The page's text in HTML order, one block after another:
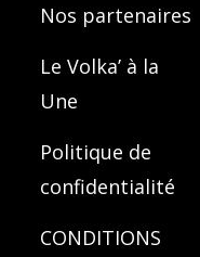
Nos partenaires
Le Volka’ à la
Une
Politique de
confidentialité
CONDITIONS